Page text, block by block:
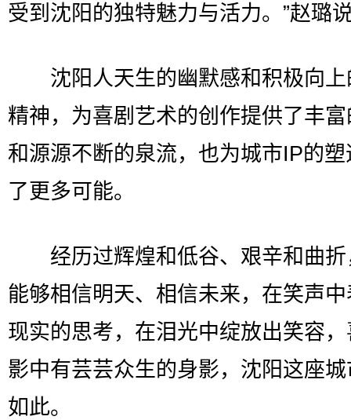
受到沈阳的独特魅力与活力。”赵璐
沈阳人天生的幽默感和积极向上
精神，为喜剧艺术的创作提供了丰
和源源不断的泉流，也为城市IP的塑
了更多可能。
经历过辉煌和低谷、艰辛和曲折
能够相信明天、相信未来，在笑声
现实的思考，在泪光中绽放出笑容
影中有芸芸众生的身影，沈阳这座
如此。